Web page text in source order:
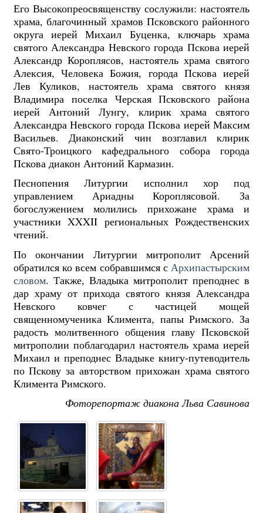
Его Высокопреосвященству сослужили: настоятель
храма, благочинный храмов Псковского районного
округа иерей Михаил Буценка, ключарь храма
святого Александра Невского города Пскова иерей
Александр Короплясов, настоятель храма святого
Алексия, Человека Божия, города Пскова иерей
Лев Куликов, настоятель храма святого князя
Владимира поселка Черская Псковского района
иерей Антоний Лунгу, клирик храма святого
Александра Невского города Пскова иерей Максим
Васильев. Диаконский чин возглавил клирик
Свято-Троицкого кафедрального собора города
Пскова диакон Антоний Кармазин.
Песнопения Литургии исполнил хор под
управлением Ариадны Короплясовой. За
богослужением молились прихожане храма и
участники XXXII региональных Рождественских
чтений.
По окончании Литургии митрополит Арсений
обратился ко всем собравшимся с Архипастырским
словом. Также, Владыка митрополит преподнес в
дар храму от прихода святого князя Александра
Невского ковчег с частицей мощей
священномученика Климента, папы Римского. За
радость молитвенного общения главу Псковской
митрополии поблагодарил настоятель храма иерей
Михаил и преподнес Владыке книгу-путеводитель
по Пскову за авторством прихожан храма святого
Климента Римского.
Фоторепортаж диакона Льва Савинова